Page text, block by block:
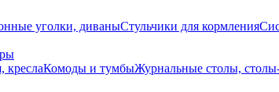
уголки, диваныСтульчики для кормления
креслаКомоды и тумбыЖурнальные столы,